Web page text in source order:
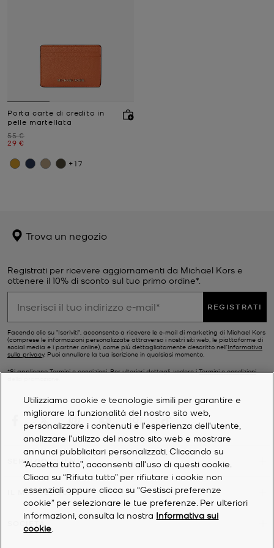
Porta carte di credito in
pelle martellata
Prezzo iniziale
55 €
Prezzo attuale
29 €
+17
Trova un negozio
Registrati per ricevere aggiornamenti da Michael Kors e
ottenere il 10% di sconto sul tuo primo ordine*.
REGISTRATI
Facendo clic su "Iscriviti", acconsento a ricevere le e-mail di marketing di Michael Kors
(comprese le informazioni personalizzate attraverso i nostri siti web, le piattaforme di
social media e i partner online), come più dettagliatamente descritto nell’Informativa
sulla privacy. Puoi annullare la tua iscrizione in qualsiasi momento.
*Si applicano Termini e condizioni. Per ulteriori dettagli, vedere iTermini e condizioni
SERVIZIO CLIENTI
IL MIO ACCOUNT
SOCIETÀ
Utilizziamo cookie e tecnologie simili per garantire e
migliorare la funzionalità del nostro sito web,
personalizzare i contenuti e l'esperienza dell'utente,
analizzare l'utilizzo del nostro sito web e mostrare
annunci pubblicitari personalizzati. Cliccando su
“Accetta tutto”, acconsenti all'uso di questi cookie.
Clicca su “Rifiuta tutto” per rifiutare i cookie non
essenziali oppure clicca su “Gestisci preferenze
cookie” per selezionare le tue preferenze. Per ulteriori
informazioni, consulta la nostra Informativa sui
cookie